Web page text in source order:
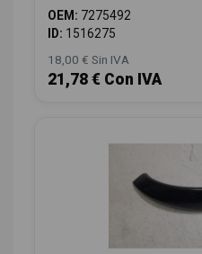
OEM: 7275492
ID: 1516275
18,00 € Sin IVA
21,78 € Con IVA